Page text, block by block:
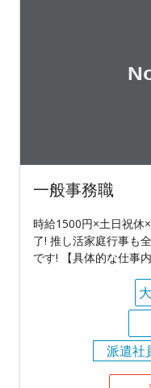
一般事務職
時給1500円×土日祝休
了! 推し活家庭行事も
です! 【具体的な仕事
派遣社